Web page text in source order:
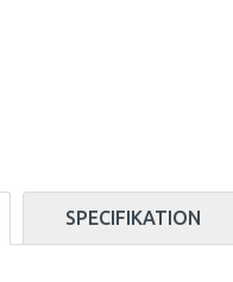
SPECIFIKATION